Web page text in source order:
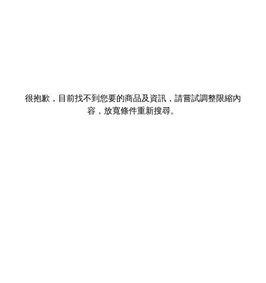
很抱歉，目前找不到您要的商品及資訊，請嘗試調整限縮內
容，放寬條件重新搜尋。